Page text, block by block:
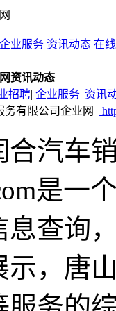
企业服务 资讯动态 在
资讯动态
招聘| 企业服务| 资讯
务有限公司企业网
合汽车
是一
息查询
示，唐